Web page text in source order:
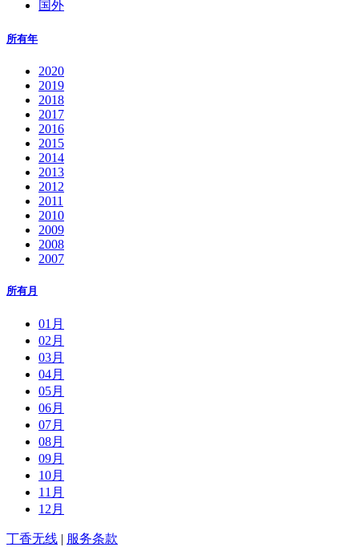
国外
所有年
2020
2019
2018
2017
2016
2015
2014
2013
2012
2011
2010
2009
2008
2007
所有月
01月
02月
03月
04月
05月
06月
07月
08月
09月
10月
11月
12月
丁香无线 服务条款